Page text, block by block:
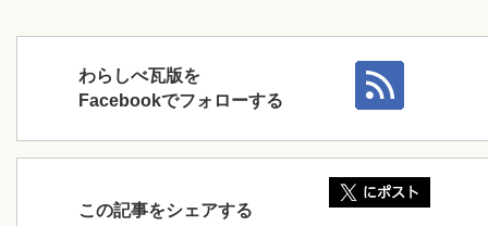
わらしべ瓦版を
Facebookでフォローする
この記事をシェアする